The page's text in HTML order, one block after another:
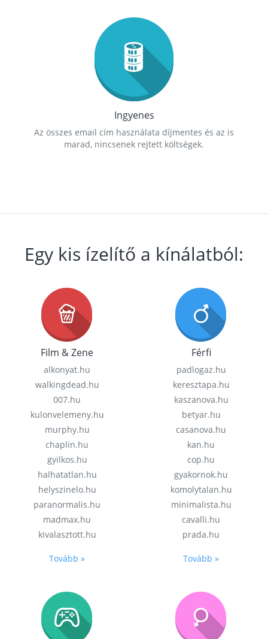
Ingyenes
Az összes email cím használata díjmentes és az is
marad, nincsenek rejtett költségek.
Egy kis ízelítő a kínálatból:
Film & Zene
alkonyat.hu
walkingdead.hu
007.hu
kulonvelemeny.hu
murphy.hu
chaplin.hu
gyilkos.hu
halhatatlan.hu
helyszinelo.hu
paranormalis.hu
madmax.hu
kivalasztott.hu
Tovább »
Férfi
padlogaz.hu
keresztapa.hu
kaszanova.hu
betyar.hu
casanova.hu
kan.hu
cop.hu
gyakornok.hu
komolytalan.hu
minimalista.hu
cavalli.hu
prada.hu
Tovább »